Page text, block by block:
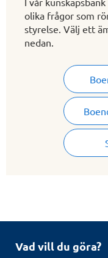
olika frågor som
styrelse. Välj ett
nedan.
Vad vill du göra?